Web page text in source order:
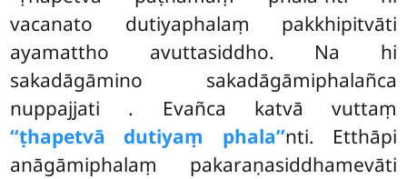
vacanato dutiyaphalaṃ pakkhipitvāti
ayamattho avuttasiddho. Na hi
sakadāgāmino sakadāgāmiphalañca
nuppajjati . Evañca katvā vuttaṃ
‘‘ṭhapetvā dutiyaṃ phala’’nti. Etthāpi
anāgāmiphalaṃ pakaraṇasiddhamevāti